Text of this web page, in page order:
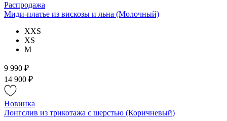
Распродажа
Миди-платье из вискозы и льна (Молочный)
XXS
XS
M
9 990 ₽
14 900 ₽
Новинка
Лонгслив из трикотажа с шерстью (Коричневый)